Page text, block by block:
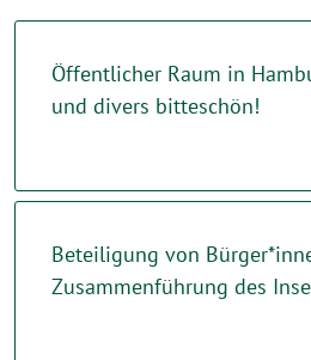
Öffentlicher Raum in
und divers bitteschön!
Beteiligung von
Zusammenführung des